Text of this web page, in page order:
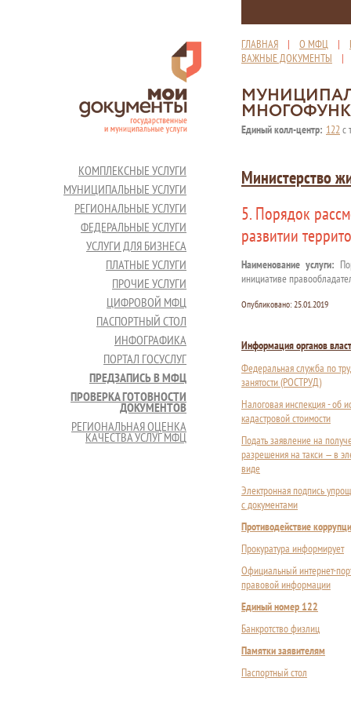
ГЛАВНАЯ | О МФЦ |
ВАЖНЫЕ ДОКУМЕНТЫ
Единый колл-центр: 122с
КОМПЛЕКСНЫЕ УСЛУГИ
МУНИЦИПАЛЬНЫЕ УСЛУГИ
РЕГИОНАЛЬНЫЕ УСЛУГИ
ФЕДЕРАЛЬНЫЕ УСЛУГИ
УСЛУГИ ДЛЯ БИЗНЕСА
ПЛАТНЫЕ УСЛУГИ
ПРОЧИЕ УСЛУГИ
ЦИФРОВОЙ МФЦ
ПАСПОРТНЫЙ СТОЛ
ИНФОГРАФИКА
ПОРТАЛ ГОСУСЛУГ
ПРЕДЗАПИСЬ В МФЦ
ПРОВЕРКА ГОТОВНОСТИ
ДОКУМЕНТОВ
РЕГИОНАЛЬНАЯ ОЦЕНКА
КАЧЕСТВА УСЛУГ МФЦ
Министерство
5. Порядок
развитии
Наименование услуги:
инициативе
Опубликовано: 25.01.2019
Информация органов
Федеральная служба по
занятости (РОСТРУД)
Налоговая инспекция - об
кадастровой стоимости
Подать заявление на
разрешения на такси — в
виде
Электронная подпись
с документами
Противодействие
Прокуратура информирует
Официальный интернет-
правовой информации
Единый номер 122
Банкротство физлиц
Памятки заявителям
Паспортный стол